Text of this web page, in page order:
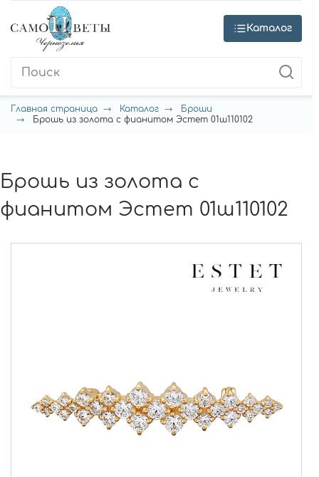
Каталог
Главная страница Каталог
Броши
Брошь из золота с фианитом Эстет 01ш110102
Брошь из золота с
фианитом Эстет 01ш110102